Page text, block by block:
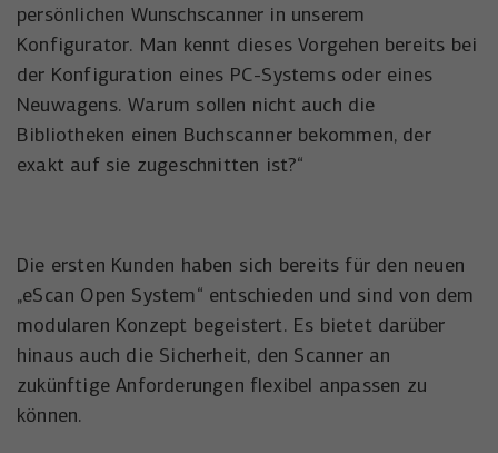
persönlichen Wunschscanner in unserem
Konfigurator. Man kennt dieses Vorgehen bereits bei
der Konfiguration eines PC-Systems oder eines
Neuwagens. Warum sollen nicht auch die
Bibliotheken einen Buchscanner bekommen, der
exakt auf sie zugeschnitten ist?“
Die ersten Kunden haben sich bereits für den neuen
„eScan Open System“ entschieden und sind von dem
modularen Konzept begeistert. Es bietet darüber
hinaus auch die Sicherheit, den Scanner an
zukünftige Anforderungen flexibel anpassen zu
können.
Anbieter Microsoft Corporation
Laufzeit 1 Tag
Zweck
um Nutzer über Webseiten hinweg zu
verfolgen.
Laufzeit 6 Monate
Zweck
Wird verwendet, um YouTube-Inhalte zu
entsperren.